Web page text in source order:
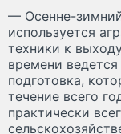
— Осенне-
используется
техники к
времени
подготовка,
течение всего
практически